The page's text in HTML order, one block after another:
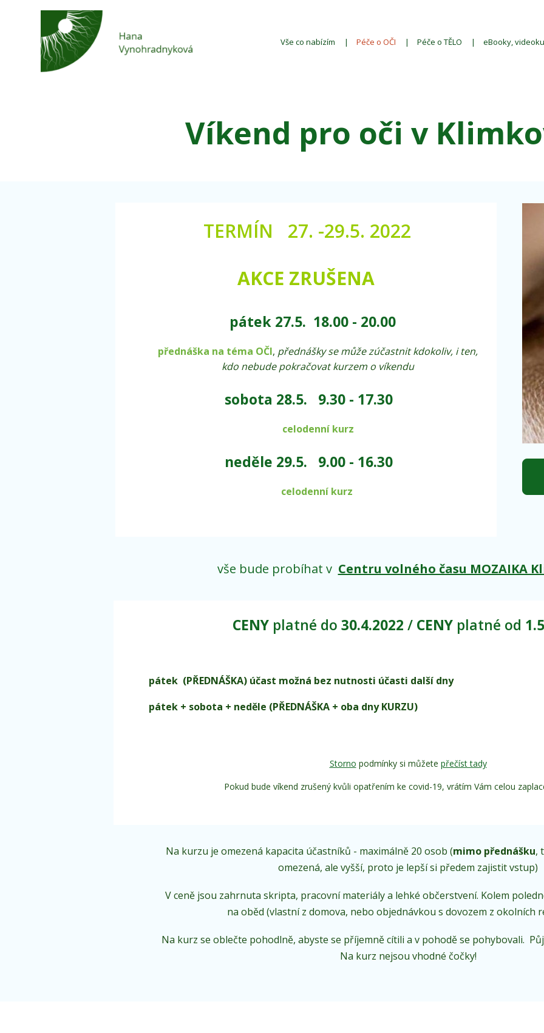
Vše co nabízím Péče o OČI Péče o TĚLO eBooky,
Víkend pro oči v
TERMÍN 27. -29.5. 2022
AKCE ZRUŠENA
pátek 27.5. 18.00 - 20.00
přednáška na téma OČI, přednášky se může zúčastnit kdokoliv, i ten,
kdo nebude pokračovat kurzem o víkendu
sobota 28.5. 9.30 - 17.30
celodenní kurz
neděle 29.5. 9.00 - 16.30
celodenní kurz
vše bude probíhat v Centru volného času MOZAIKA
CENY platné do 30.4.2022 / CENY platné od
pátek (PŘEDNÁŠKA) účast možná bez nutnosti účasti další
pátek + sobota + neděle (PŘEDNÁŠKA + oba dny KURZU)
Storno podmínky si můžete přečíst tady
Pokud bude víkend zrušený kvůli opatřením ke covid-19, vrátím Vám celou
Na kurzu je omezená kapacita účastníků - maximálně 20 osob (mimo přednášku,
omezená, ale vyšší, proto je lepší si předem zajistit vstup)
V ceně jsou zahrnuta skripta, pracovní materiály a lehké občerstvení. Kolem
na oběd (vlastní z domova, nebo objednávkou s dovozem z okolních
Na kurz se oblečte pohodlně, abyste se příjemně cítili a v pohodě se pohybovali.
Na kurz nejsou vhodné čočky!